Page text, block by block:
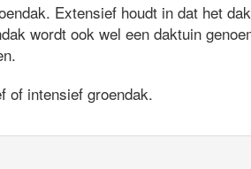
Extensief houdt in dat het dak
wordt ook wel een daktuin
of intensief groendak.